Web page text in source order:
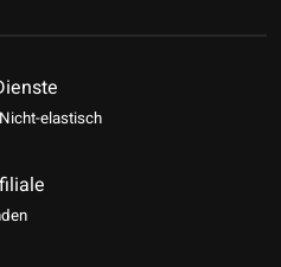
elastisch